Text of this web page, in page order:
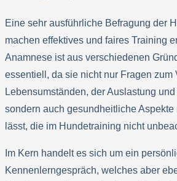
Eine sehr ausführliche Befragung der
machen effektives und faires Training
Anamnese ist aus verschiedenen
essentiell, da sie nicht nur Fragen zum
Lebensumständen, der Auslastung
sondern auch gesundheitliche Aspekte
lässt, die im Hundetraining nicht
Im Kern handelt es sich um ein
Kennenlerngespräch, welches aber